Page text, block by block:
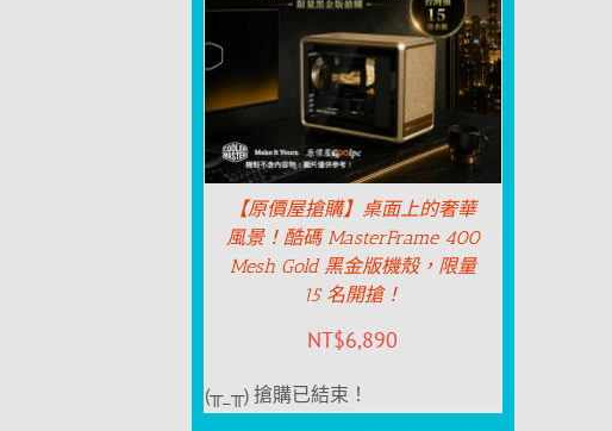
【原價屋搶購】桌面上的奢華
風景！酷碼 MasterFrame 400
Mesh Gold 黑金版機殼，限量
15 名開搶！
NT$6,890
(╥_╥) 搶購已結束！